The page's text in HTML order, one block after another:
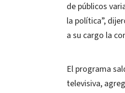
de públicos
la política”,
a su cargo la
El programa
televisiva,